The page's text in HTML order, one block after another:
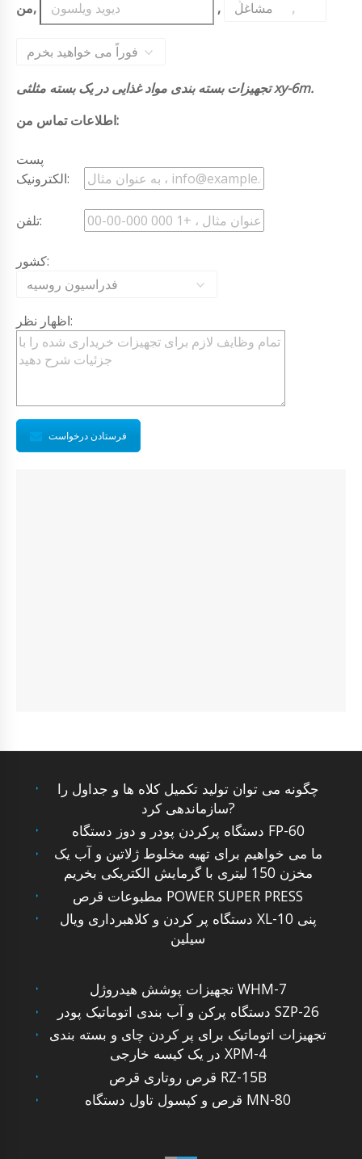
من, , مشاغل ,
فوراً می خواهید بخرم
تجهیزات بسته بندی مواد غذایی در یک بسته مثلثی xy-6m.
اطلاعات تماس من:
پست
الکترونیک:
تلفن:
کشور:
فدراسیون روسیه
اظهار نظر:
فرستادن درخواست
چگونه می توان تولید تکمیل کلاه ها و جداول را
سازماندهی کرد?
دستگاه پرکردن پودر و دوز دستگاه FP-60
ما می خواهیم برای تهیه مخلوط ژلاتین و آب یک
مخزن 150 لیتری با گرمایش الکتریکی بخریم
مطبوعات قرص POWER SUPER PRESS
دستگاه پر کردن و کلاهبرداری ویال XL-10 پنی
سیلین
تجهیزات پوشش هیدروژل WHM-7
دستگاه پرکن و آب بندی اتوماتیک پودر SZP-26
تجهیزات اتوماتیک برای پر کردن چای و بسته بندی
در یک کیسه خارجی XPM-4
قرص روتاری قرص RZ-15B
قرص و کپسول تاول دستگاه MN-80